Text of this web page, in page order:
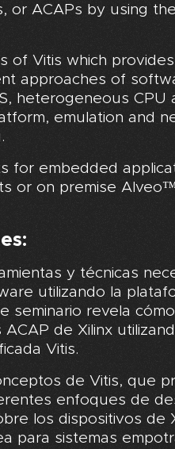
or ACAPs by using
of Vitis which
approaches of
heterogeneous CPU
emulation and
for embedded
or on premise
y técnicas
utilizando la
seminario revela
de Xilinx
Vitis.
de Vitis, que
enfoques de
los dispositivos de
para sistemas